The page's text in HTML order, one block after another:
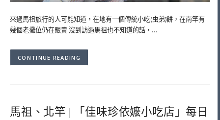
來過馬祖旅行的人可能知道，在地有一個傳統小吃(虫弟)餅，在南竿有
幾個老攤位仍在販賣 沒到訪過馬祖也不知道的話，…
CONTINUE READING
馬祖、北竿 | 「佳味珍依嬤小吃店」每日